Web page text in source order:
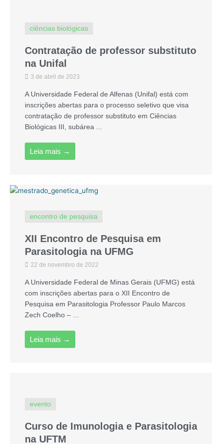
ciências biológicas
Contratação de professor substituto
na Unifal
3 de abril de 2023
A Universidade Federal de Alfenas (Unifal) está com
inscrições abertas para o processo seletivo que visa
contratação de professor substituto em Ciências
Biológicas III, subárea ...
Leia mais →
encontro de pesquisa
XII Encontro de Pesquisa em
Parasitologia na UFMG
22 de novembro de 2022
A Universidade Federal de Minas Gerais (UFMG) está
com inscrições abertas para o XII Encontro de
Pesquisa em Parasitologia Professor Paulo Marcos
Zech Coelho – ...
Leia mais →
evento
Curso de Imunologia e Parasitologia
na UFTM